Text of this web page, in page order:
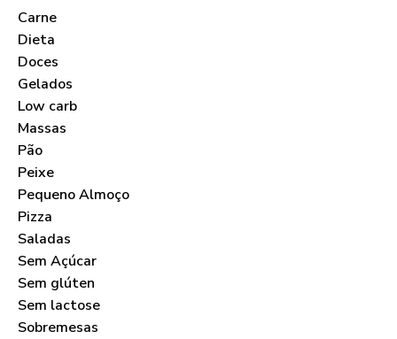
Carne
Dieta
Doces
Gelados
Low carb
Massas
Pão
Peixe
Pequeno Almoço
Pizza
Saladas
Sem Açúcar
Sem glúten
Sem lactose
Sobremesas